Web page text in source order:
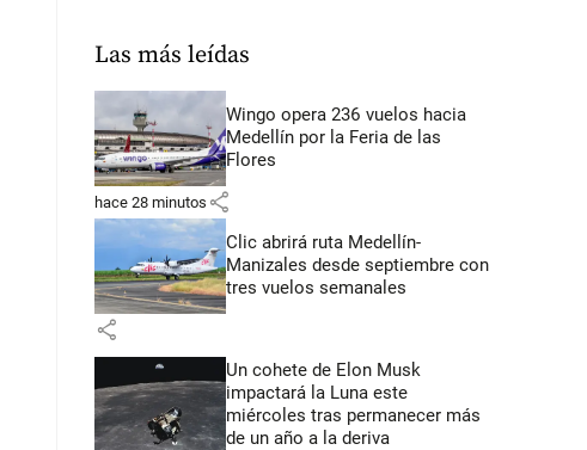
Las más leídas
Wingo opera 236 vuelos hacia
Medellín por la Feria de las
Flores
hace 28 minutos share
Clic abrirá ruta Medellín-
Manizales desde septiembre con
tres vuelos semanales
share
Un cohete de Elon Musk
impactará la Luna este
miércoles tras permanecer más
de un año a la deriva